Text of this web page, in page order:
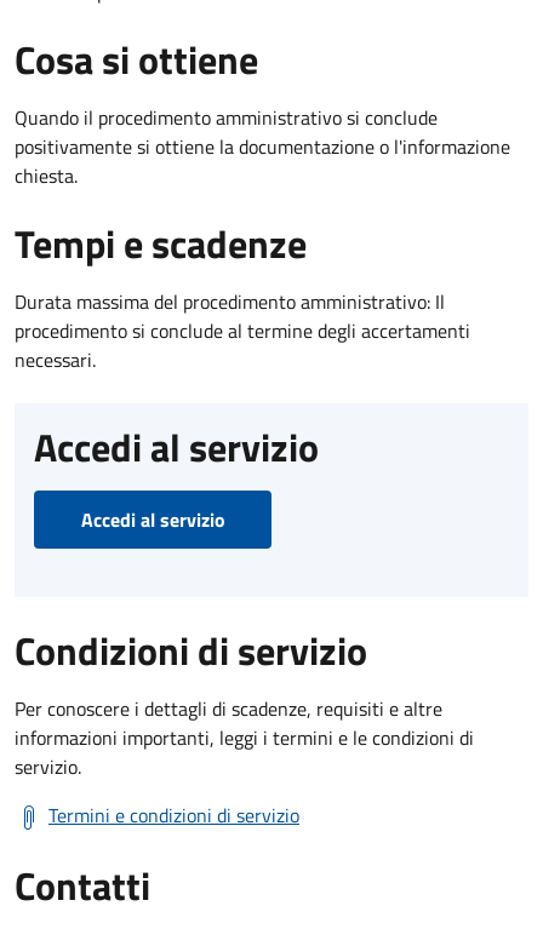
Cosa si ottiene
Quando il procedimento amministrativo si conclude
positivamente si ottiene la documentazione o l'informazione
chiesta.
Tempi e scadenze
Durata massima del procedimento amministrativo: Il
procedimento si conclude al termine degli accertamenti
necessari.
Accedi al servizio
Accedi al servizio
Condizioni di servizio
Per conoscere i dettagli di scadenze, requisiti e altre
informazioni importanti, leggi i termini e le condizioni di
servizio.
Termini e condizioni di servizio
Contatti